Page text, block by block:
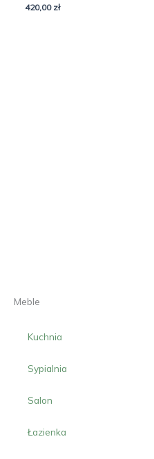
420,00 zł
Meble
Kuchnia
Sypialnia
Salon
Łazienka